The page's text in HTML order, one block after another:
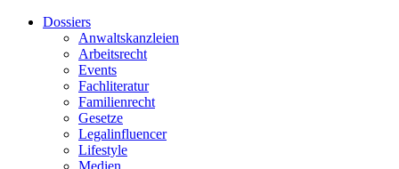
Dossiers
Anwaltskanzleien
Arbeitsrecht
Events
Fachliteratur
Familienrecht
Gesetze
Legalinfluencer
Lifestyle
Medien